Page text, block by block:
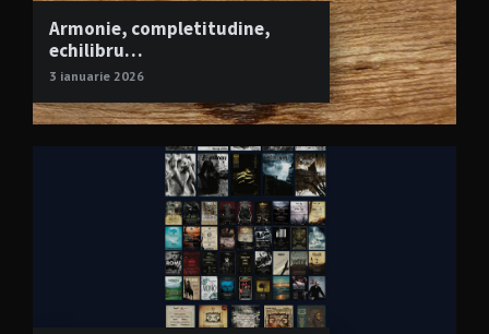
Armonie, completitudine,
echilibru…
3 ianuarie 2026